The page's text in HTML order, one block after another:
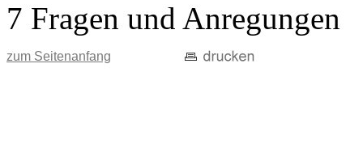
7 Fragen und Anregungen
zum Seitenanfang